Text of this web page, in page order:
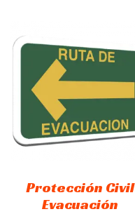
Protección Civil
Evacuación